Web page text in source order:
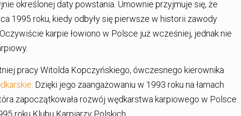
określonej daty powstania. Umownie przyjmuje się, że
1995 roku, kiedy odbyły się pierwsze w historii zawody
karpie łowiono w Polsce już wcześniej, jednak nie
pracy Witolda Kopczyńskiego, ówczesnego kierownika
. Dzięki jego zaangażowaniu w 1993 roku na łamach
zapoczątkowała rozwój wędkarstwa karpiowego w Polsce.
roku Klubu Karpiarzy Polskich.